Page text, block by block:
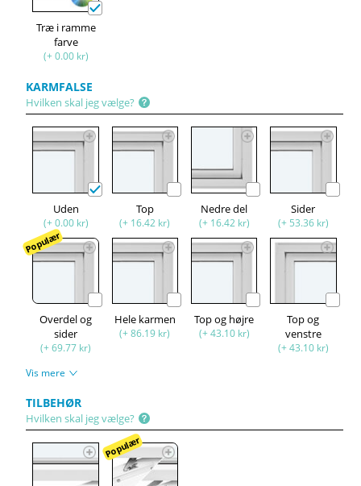
Træ i ramme
farve
(+ 0.00 kr)
KARMFALSE
Hvilken skal jeg vælge?
Uden
(+ 0.00 kr)
Top
(+ 16.42 kr)
Nedre del
(+ 16.42 kr)
Sider
(+ 53.36 kr)
Populær
Overdel og
sider
(+ 69.77 kr)
Hele karmen
(+ 86.19 kr)
Top og højre
(+ 43.10 kr)
Top og
venstre
(+ 43.10 kr)
Vis mere
TILBEHØR
Hvilken skal jeg vælge?
Populær